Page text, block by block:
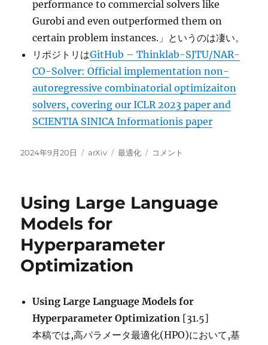
performance to commercial solvers like
Gurobi and even outperformed them on
certain problem instances.」というのは凄い。
リポジトリはGitHub – Thinklab-SJTU/NAR-
CO-Solver: Official implementation non-
autoregressive combinatorial optimizaiton
solvers, covering our ICLR 2023 paper and
SCIENTIA SINICA Informationis paper
投
2024年9月20日
カ
ー
arXiv
タ
最適化
Learning
Optimization
under
Linear
Constraints
Neural
Networks
コメント
Using Large Language
Models for
Hyperparameter
Optimization
Using Large Language Models for
Hyperparameter Optimization [31.5]
本稿では,高パラメータ最適化(HPO)において,基